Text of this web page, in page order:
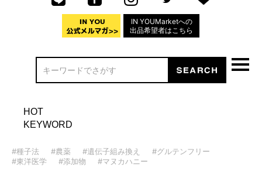
IN YOUMarketへの
出品希望者はこちら
HOT
KEYWORD
#種子法 #農薬 #遺伝子組み換え
#グルテンフリー
#東洋医学
#添加物 #マヌカハニー